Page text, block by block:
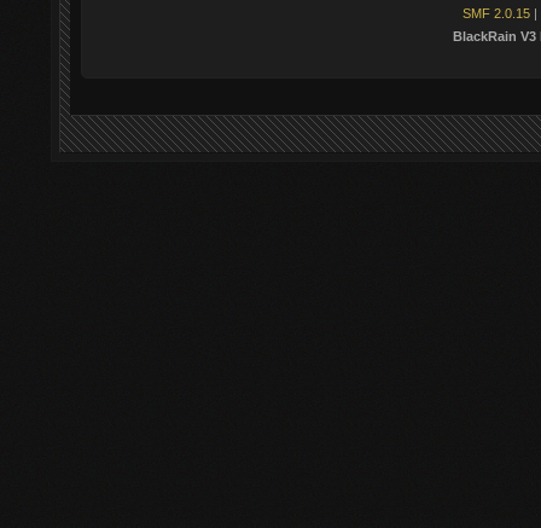
SMF 2.0.15 |
BlackRain V3